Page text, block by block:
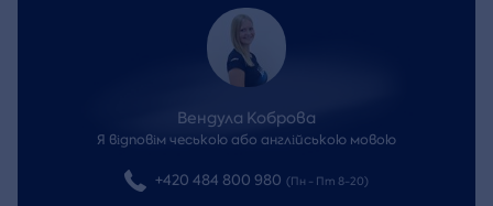
Вендула Коброва
Я відповім чеською або англійською мовою
+420 484 800 980 (Пн - Пт 8-20)